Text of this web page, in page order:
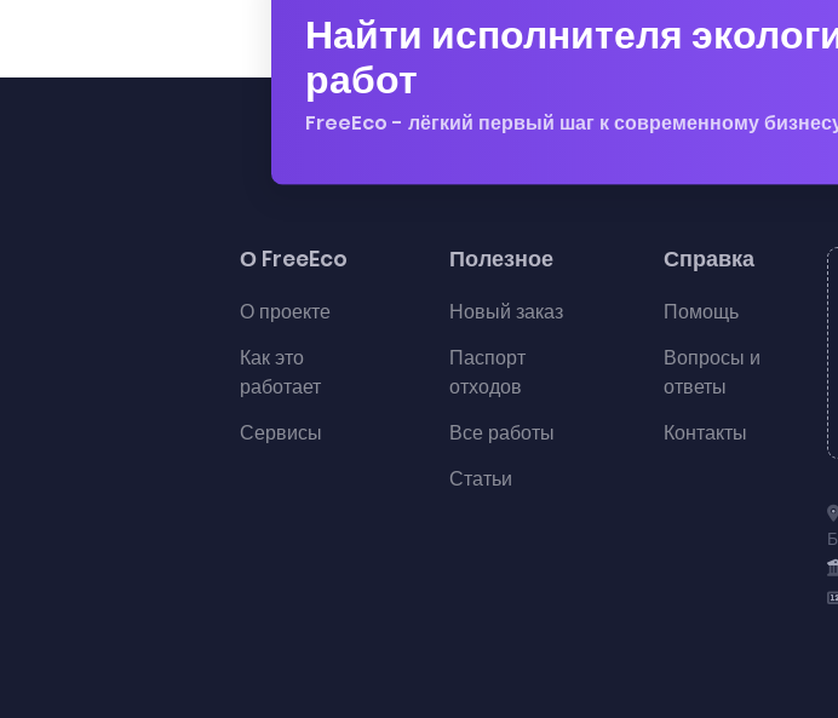
Найти исполнителя
работ
FreeEco - лёгкий первый шаг к современному
О FreeEco
О проекте
Как это
работает
Сервисы
Полезное
Новый заказ
Паспорт
отходов
Все работы
Статьи
Справка
Помощь
Вопросы и
ответы
Контакты